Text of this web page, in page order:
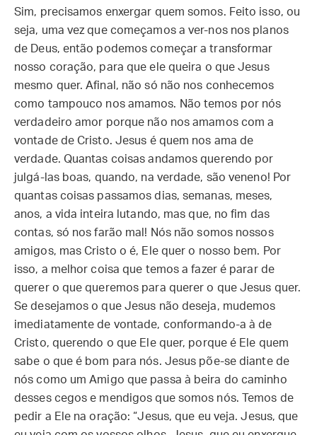
Sim, precisamos enxergar quem somos. Feito isso, ou
seja, uma vez que começamos a ver-nos nos planos
de Deus, então podemos começar a transformar
nosso coração, para que ele queira o que Jesus
mesmo quer. Afinal, não só não nos conhecemos
como tampouco nos amamos. Não temos por nós
verdadeiro amor porque não nos amamos com a
vontade de Cristo. Jesus é quem nos ama de
verdade. Quantas coisas andamos querendo por
julgá-las boas, quando, na verdade, são veneno! Por
quantas coisas passamos dias, semanas, meses,
anos, a vida inteira lutando, mas que, no fim das
contas, só nos farão mal! Nós não somos nossos
amigos, mas Cristo o é, Ele quer o nosso bem. Por
isso, a melhor coisa que temos a fazer é parar de
querer o que queremos para querer o que Jesus quer.
Se desejamos o que Jesus não deseja, mudemos
imediatamente de vontade, conformando-a à de
Cristo, querendo o que Ele quer, porque é Ele quem
sabe o que é bom para nós. Jesus põe-se diante de
nós como um Amigo que passa à beira do caminho
desses cegos e mendigos que somos nós. Temos de
pedir a Ele na oração: “Jesus, que eu veja. Jesus, que